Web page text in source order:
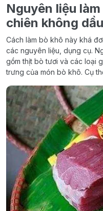
Nguyên liệu
chiên không dầu
Cách làm bò khô này khá
các nguyên liệu, dụng cụ.
gồm thịt bò tươi và các loại
trưng của món bò khô. Cụ